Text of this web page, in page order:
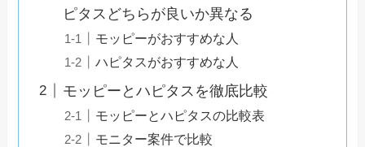
ピタスどちらが良いか異なる
モッピーがおすすめな人
ハピタスがおすすめな人
モッピーとハピタスを徹底比較
モッピーとハピタスの比較表
モニター案件で比較